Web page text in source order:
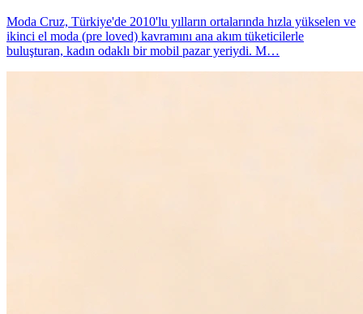
Moda Cruz, Türkiye'de 2010'lu yılların ortalarında hızla yükselen ve
ikinci el moda (pre loved) kavramını ana akım tüketicilerle
buluşturan, kadın odaklı bir mobil pazar yeriydi. M…